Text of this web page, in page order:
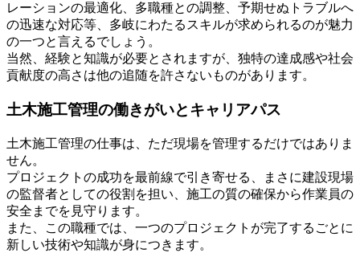
レーションの最適化、多職種との調整、予期せぬトラブルへ
の迅速な対応等、多岐にわたるスキルが求められるのが魅力
の一つと言えるでしょう。
当然、経験と知識が必要とされますが、独特の達成感や社会
貢献度の高さは他の追随を許さないものがあります。
土木施工管理の働きがいとキャリアパス
土木施工管理の仕事は、ただ現場を管理するだけではありま
せん。
プロジェクトの成功を最前線で引き寄せる、まさに建設現場
の監督者としての役割を担い、施工の質の確保から作業員の
安全までを見守ります。
また、この職種では、一つのプロジェクトが完了するごとに
新しい技術や知識が身につきます。